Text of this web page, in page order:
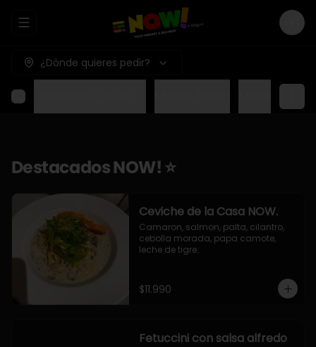
Abrir menu de navegación Login
¿Dónde quieres pedir?
Destacados NOW! ⭐
Ceviche de la Casa NOW.
Camaron, salmon, palta, cilantro,
cebolla morada, papa camote,
leche de tigre.
$11.990
Fetuccini con salsa alfredo